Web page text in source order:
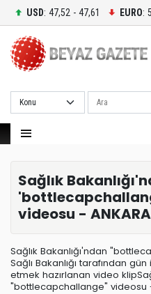
USD: 47,52 - 47,61 EURO:
Ara
Sağlık
videosu - ANKARA
Sağlık Bakanlığı'ndan
Sağlı Bakanlığı tarafından
etmek hazırlanan video
"bottlecapchallange" videosu -